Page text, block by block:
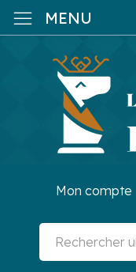
MENU
Mon compte